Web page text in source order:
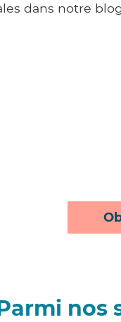
dans notre
nos